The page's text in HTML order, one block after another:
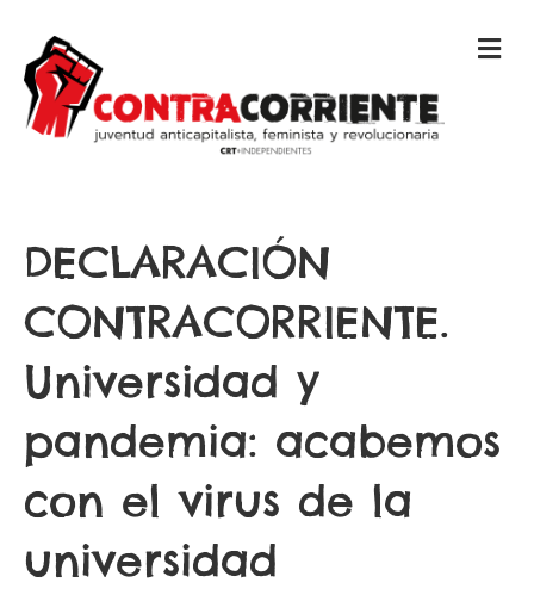
M
E
DECLARACIÓN
CONTRACORRIENTE.
Universidad y
pandemia: acabemos
con el virus de la
universidad